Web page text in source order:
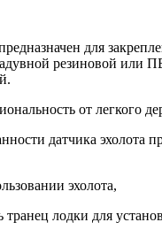
для
резиновой или
от легкого
датчика эхолота
эхолота,
транец лодки для